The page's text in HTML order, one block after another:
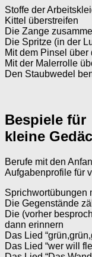
Stoffe der
Kittel überstreifen
Die Zange
Die Spritze (in der
Mit dem Pinsel über
Mit der Malerrolle
Den Staubwedel
Bespiele für
kleine
Berufe mit den
Aufgabenprofile für
Sprichwortübungen
Die Gegenstände
Die (vorher
dann erinnern
Das Lied
Das Lied “wer will